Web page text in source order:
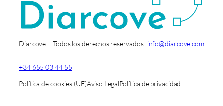
Diarcove – Todos los derechos reservados. info@diarcove.com
+34 655 03 44 55
Política de cookies (UE)Aviso LegalPolítica de privacidad